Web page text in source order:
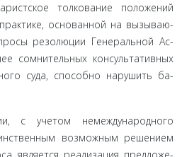
толкование положений
основанной на вызываю­
резолюции Генеральной Ас­
сомнительных консультативных
суда, способно нарушить ба­
с учетом немеждународного
возможным решением